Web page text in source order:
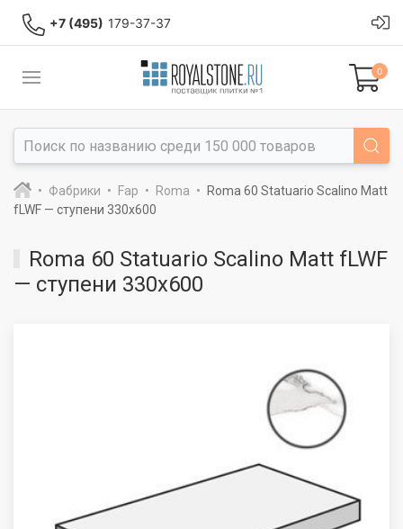
+7 (495) 179-37-37
0
Фабрики Fap Roma
Roma 60 Statuario Scalino Matt
fLWF — ступени 330x600
Roma 60 Statuario Scalino Matt fLWF
— ступени 330x600